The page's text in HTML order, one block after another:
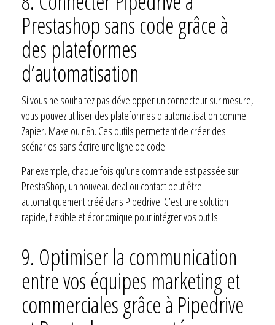
Prestashop sans code grâce à
des plateformes
d’automatisation
Si vous ne souhaitez pas développer un connecteur sur mesure,
vous pouvez utiliser des plateformes d'automatisation comme
Zapier, Make ou n8n. Ces outils permettent de créer des
scénarios sans écrire une ligne de code.
Par exemple, chaque fois qu’une commande est passée sur
PrestaShop, un nouveau deal ou contact peut être
automatiquement créé dans Pipedrive. C’est une solution
rapide, flexible et économique pour intégrer vos outils.
9. Optimiser la communication
entre vos équipes marketing et
commerciales grâce à Pipedrive